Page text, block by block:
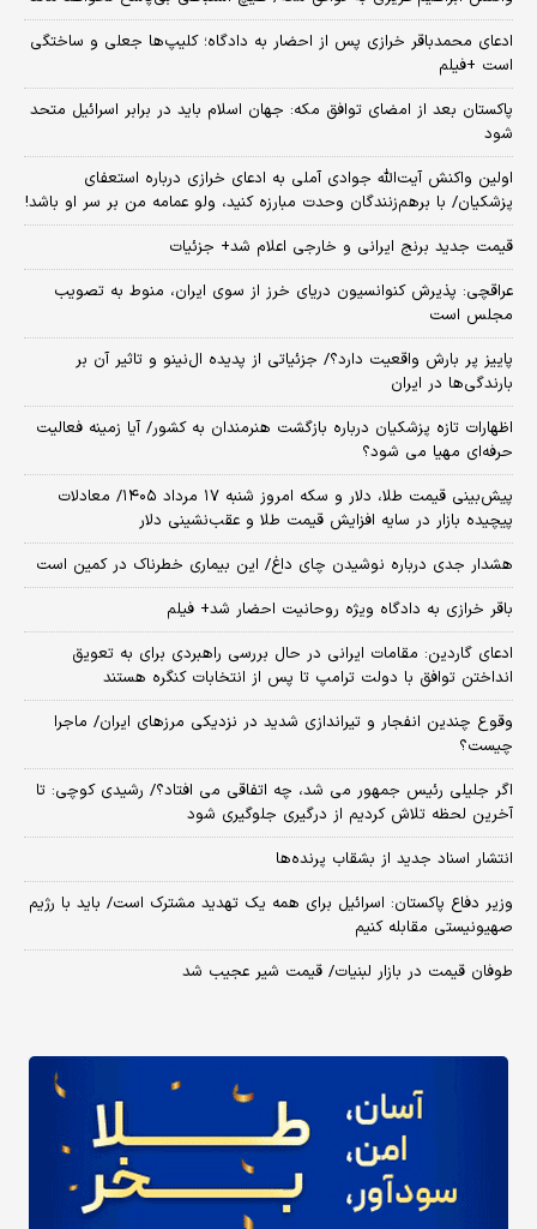
ادعای محمدباقر خرازی پس از احضار به دادگاه؛ کلیپ‌ها جعلی و ساختگی
است +فیلم
پاکستان بعد از امضای توافق مکه: جهان اسلام باید در برابر اسرائیل متحد
شود
اولین واکنش آیت‌الله جوادی آملی به ادعای خرازی درباره استعفای
پزشکیان/ با برهم‌زنندگان وحدت مبارزه کنید، ولو عمامه من بر سر او باشد!
قیمت جدید برنج ایرانی و خارجی اعلام شد+ جزئیات
عراقچی: پذیرش کنوانسیون دریای خرز از سوی ایران، منوط به تصویب
مجلس است
پاییز پر بارش واقعیت دارد؟/ جزئیاتی از پدیده ال‌نینو و تاثیر آن بر
بارندگی‌ها در ایران
اظهارات تازه پزشکیان درباره بازگشت هنرمندان به کشور/ آیا زمینه فعالیت
حرفه‌ای مهیا می شود؟
پیش‌بینی قیمت طلا، دلار و سکه امروز شنبه ۱۷ مرداد ۱۴۰۵/ معادلات
پیچیده بازار در سایه افزایش قیمت طلا و عقب‌نشینی دلار
هشدار جدی درباره نوشیدن چای داغ/ این بیماری خطرناک در کمین است
باقر خرازی به دادگاه ویژه روحانیت احضار شد+ فیلم
ادعای گاردین: مقامات ایرانی در حال بررسی راهبردی برای به تعویق
انداختن توافق با دولت ترامپ تا پس از انتخابات کنگره هستند
وقوع چندین انفجار و تیراندازی شدید در نزدیکی مرز‌های ایران/ ماجرا
چیست؟
اگر جلیلی رئیس جمهور می شد، چه اتفاقی می افتاد؟/ رشیدی کوچی: تا
آخرین لحظه تلاش کردیم از درگیری جلوگیری شود
انتشار اسناد جدید از بشقاب پرنده‌ها
وزیر دفاع پاکستان: اسرائیل برای همه یک تهدید مشترک است/ باید با رژیم
صهیونیستی مقابله کنیم
طوفان قیمت در بازار لبنیات/ قیمت شیر عجیب شد